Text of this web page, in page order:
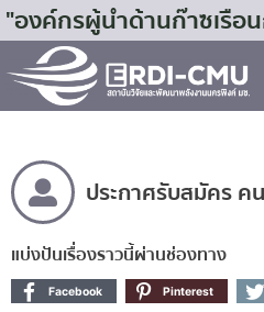
"องค์กรผู้นำด้านก๊าซเรือ
ประกาศรับสมัคร ค
แบ่งปันเรื่องราวนี้ผ่านช่องทาง
Facebook Pinterest